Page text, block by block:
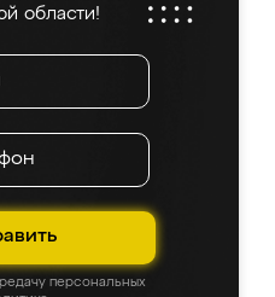
области!
персональных